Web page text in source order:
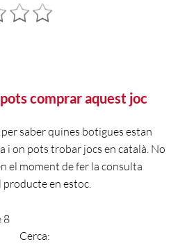
comprar aquest joc
saber quines botigues estan
i on pots trobar jocs en català. No
el moment de fer la consulta
en estoc.
8
Cerca: